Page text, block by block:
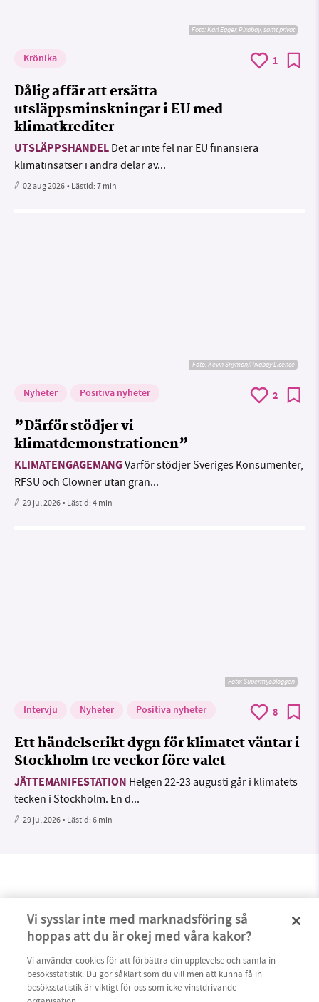
Foto:Karl Egger, Pixabay, samt privat
Krönika 1
Dålig affär att ersätta
utsläppsminskningar i EU med
klimatkrediter
UTSLÄPPSHANDEL Det är inte fel när EU finansiera
klimatinsatser i andra delar av...
02 aug 2026• Lästid:7 min
Foto:Kevin Snyman/Pixabay Licence
Nyheter Positiva nyheter 2
”Därför stödjer vi
klimatdemonstrationen”
KLIMATENGAGEMANGVarför stödjer Sveriges Konsumenter,
RFSU och Clowner utan grän...
29 jul 2026• Lästid:4 min
Foto: Supermijöbloggen
Intervju Nyheter Positiva nyheter 8
Ett händelserikt dygn för klimatet väntar i
Stockholm tre veckor före valet
JÄTTEMANIFESTATION Helgen 22-23 augusti går i klimatets
tecken i Stockholm. En d...
29 jul 2026• Lästid:6 min
Vi sysslar inte med marknadsföring så
hoppas att du är okej med våra kakor?
Vi använder cookies för att förbättra din upplevelse och samla in
besöksstatistik. Du gör såklart som du vill men att kunna få in
besöksstatistik är viktigt för oss som icke-vinstdrivande